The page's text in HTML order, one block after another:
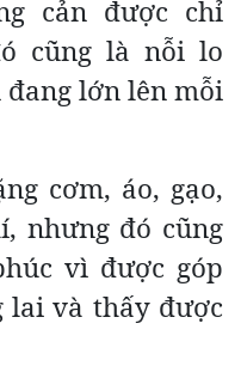
cản được chỉ
cũng là nỗi lo
lớn lên mỗi
cơm, áo, gạo,
nhưng đó cũng
vì được góp
lai và thấy được